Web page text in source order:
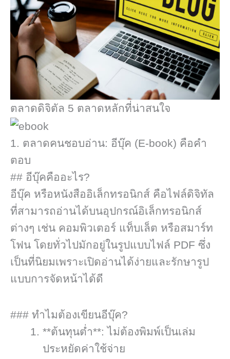
ตลาดดิจิตัล 5 ตลาดหลักที่น่าสนใจ
1. ตลาดคนชอบอ่าน: อีบุ๊ค (E-book) คือคำ
ตอบ
## อีบุ๊คคืออะไร?
อีบุ๊ค หรือหนังสืออิเล็กทรอนิกส์ คือไฟล์ดิจิทัล
ที่สามารถอ่านได้บนอุปกรณ์อิเล็กทรอนิกส์
ต่างๆ เช่น คอมพิวเตอร์ แท็บเล็ต หรือสมาร์ท
โฟน โดยทั่วไปมักอยู่ในรูปแบบไฟล์ PDF ซึ่ง
เป็นที่นิยมเพราะเปิดอ่านได้ง่ายและรักษารูป
แบบการจัดหน้าได้ดี
### ทำไมต้องเขียนอีบุ๊ค?
**ต้นทุนต่ำ**: ไม่ต้องพิมพ์เป็นเล่ม
ประหยัดค่าใช้จ่าย